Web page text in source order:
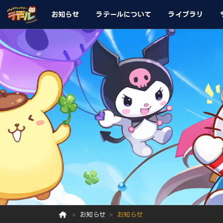
お知らせ ラテールについて ライブラリ
お知らせ お知らせ